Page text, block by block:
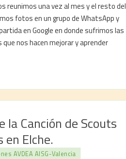
reunimos una vez al mes y el resto del
fotos en un grupo de WhatsApp y
en Google en donde sufrimos las
nos hacen mejorar y aprender
la Canción de Scouts
en Elche.
AVDEA AISG-Valencia